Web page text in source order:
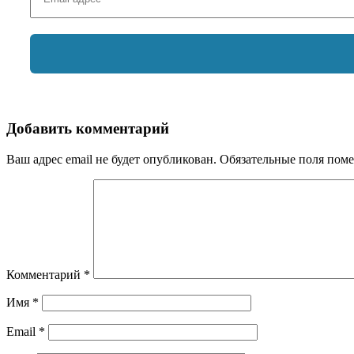
Добавить комментарий
Ваш адрес email не будет опубликован. Обязательные поля
Комментарий *
Имя *
Email *